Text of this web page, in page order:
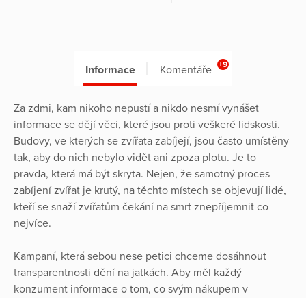
Informace Komentáře +9
Za zdmi, kam nikoho nepustí a nikdo nesmí vynášet
informace se dějí věci, které jsou proti veškeré lidskosti.
Budovy, ve kterých se zvířata zabíjejí, jsou často umístěny
tak, aby do nich nebylo vidět ani zpoza plotu. Je to
pravda, která má být skryta. Nejen, že samotný proces
zabíjení zvířat je krutý, na těchto místech se objevují lidé,
kteří se snaží zvířatům čekání na smrt znepříjemnit co
nejvíce.
Kampaní, která sebou nese petici chceme dosáhnout
transparentnosti dění na jatkách. Aby měl každý
konzument informace o tom, co svým nákupem v